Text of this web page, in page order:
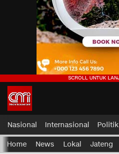
CMI News
Berani, Integritas dan Loyalitas
Nasional Internasional Politik
Home News Lokal Jateng